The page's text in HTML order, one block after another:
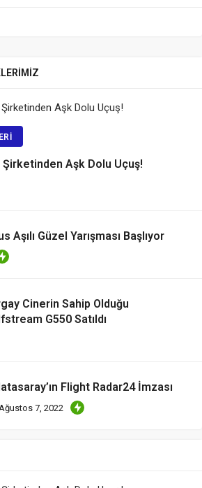
Şirketinden Aşk Dolu Uçuş!
Aşılı Güzel Yarışması Başlıyor
Cinerin Sahip Olduğu
G550 Satıldı
Flight Radar24 İmzası
7, 2022